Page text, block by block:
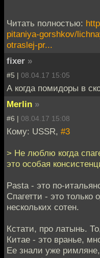
Читать полностью:
pitaniya-gorshkov/
otraslej-pr...
fixer »
#5 | 08.04.17 15:05
А когда помидоры в
Merlin »
#6 | 08.04.17 15:08
Кому: USSR, #3
> Не люблю когда
это особая
Pasta - это по-
Спагетти - это только
нескольких сотен.
Кстати, про латынь.
Китае - это вранье,
Ее знали уже римляне,